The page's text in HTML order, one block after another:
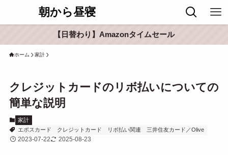
朝から昼寝
【日替わり】Amazonタイムセール
ホーム 家計
クレジットカードのリボ払いについての
簡単な説明
家計
エポスカード
クレジットカード リボ払い関連 三井住友カード／Olive
2023-07-22 2025-08-23